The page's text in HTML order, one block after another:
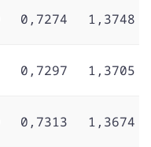
0,7274 1,3748
0,7297 1,3705
0,7313 1,3674